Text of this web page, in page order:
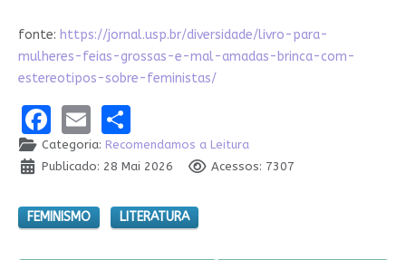
fonte: https://jornal.usp.br/diversidade/livro-para-
mulheres-feias-grossas-e-mal-amadas-brinca-com-
estereotipos-sobre-feministas/
Facebook
EmailShare
Categoria: Recomendamos a Leitura
Publicado: 28 Mai 2026
Acessos: 7307
FEMINISMO LITERATURA